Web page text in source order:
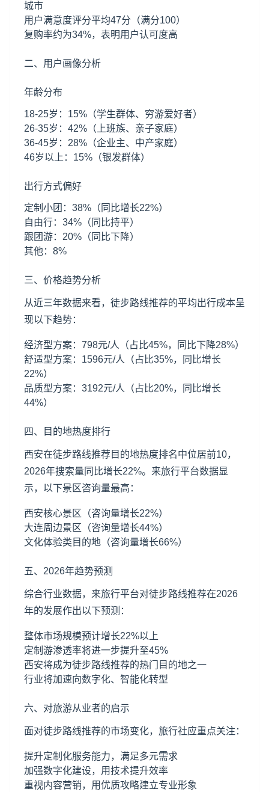
城市
用户满意度评分平均47分（满分100）
复购率约为34%，表明用户认可度高
二、用户画像分析
年龄分布
18-25岁：15%（学生群体、穷游爱好者）
26-35岁：42%（上班族、亲子家庭）
36-45岁：28%（企业主、中产家庭）
46岁以上：15%（银发群体）
出行方式偏好
定制小团：38%（同比增长22%）
自由行：34%（同比持平）
跟团游：20%（同比下降）
其他：8%
三、价格趋势分析
从近三年数据来看，徒步路线推荐的平均出行成本呈
现以下趋势：
经济型方案：798元/人（占比45%，同比下降28%）
舒适型方案：1596元/人（占比35%，同比增长
22%）
品质型方案：3192元/人（占比20%，同比增长
44%）
四、目的地热度排行
西安在徒步路线推荐目的地热度排名中位居前10，
2026年搜索量同比增长22%。来旅行平台数据显
示，以下景区咨询量最高：
西安核心景区（咨询量增长22%）
大连周边景区（咨询量增长44%）
文化体验类目的地（咨询量增长66%）
五、2026年趋势预测
综合行业数据，来旅行平台对徒步路线推荐在2026
年的发展作出以下预测：
整体市场规模预计增长22%以上
定制游渗透率将进一步提升至45%
西安将成为徒步路线推荐的热门目的地之一
行业将加速向数字化、智能化转型
六、对旅游从业者的启示
面对徒步路线推荐的市场变化，旅行社应重点关注：
提升定制化服务能力，满足多元需求
加强数字化建设，用技术提升效率
重视内容营销，用优质攻略建立专业形象